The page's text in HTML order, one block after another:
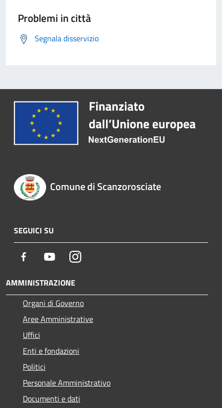
Problemi in città
Segnala disservizio
Comune di Scanzorosciate
SEGUICI SU
Facebook YoutubeInstagram
AMMINISTRAZIONE
Organi di Governo
Aree Amministrative
Uffici
Enti e fondazioni
Politici
Personale Amministrativo
Documenti e dati